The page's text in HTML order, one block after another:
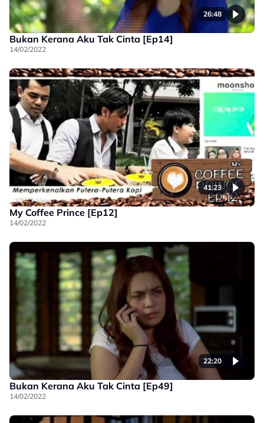
26:48
Bukan Kerana Aku Tak Cinta [Ep14]
14/02/2022
41:23
My Coffee Prince [Ep12]
14/02/2022
22:20
Bukan Kerana Aku Tak Cinta [Ep49]
14/02/2022